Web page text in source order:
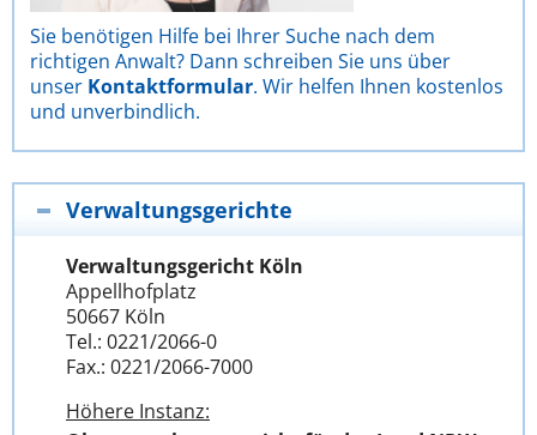
Sie benötigen Hilfe bei Ihrer Suche nach dem
richtigen Anwalt? Dann schreiben Sie uns über
unser Kontaktformular. Wir helfen Ihnen kostenlos
und unverbindlich.
Verwaltungsgerichte
Verwaltungsgericht Köln
Appellhofplatz
50667 Köln
Tel.: 0221/2066-0
Fax.: 0221/2066-7000
Höhere Instanz: